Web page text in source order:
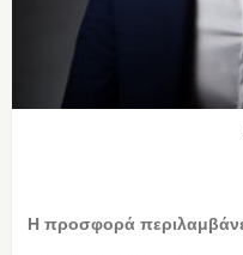
Η προσφορά